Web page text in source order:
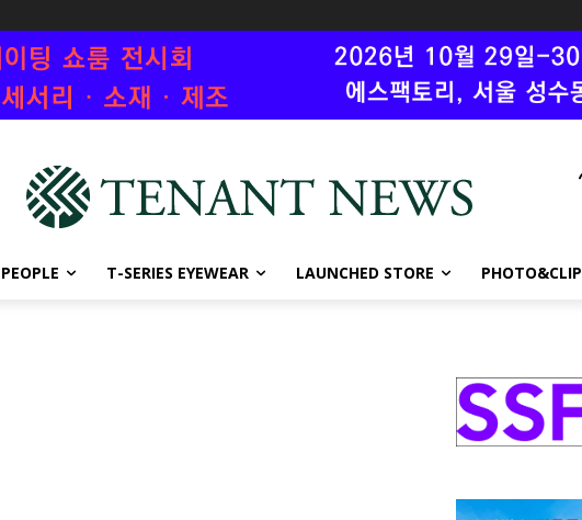
PEOPLE T-SERIES EYEWEAR LAUNCHED STORE PHOTO&CLIP